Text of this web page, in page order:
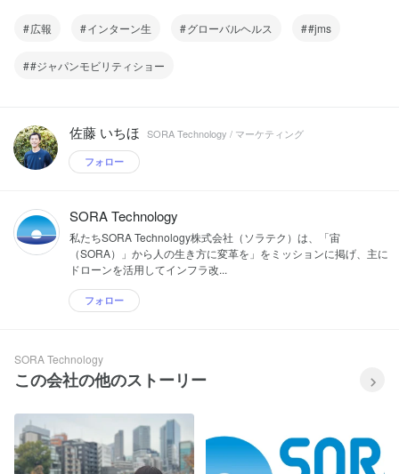
広報 インターン生 グローバルヘルス #jms
#ジャパンモビリティショー
佐藤 いちほ SORA Technology / マーケティング
フォロー
SORA Technology
私たちSORA Technology株式会社（ソラテク）は、「宙
（SORA）」から人の生き方に変革を」をミッションに掲げ、主に
ドローンを活用してインフラ改...
フォロー
SORA Technology
この会社の他のストーリー